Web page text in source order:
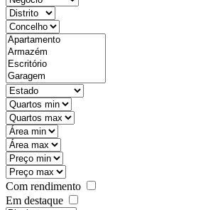
Com rendimento
Em destaque